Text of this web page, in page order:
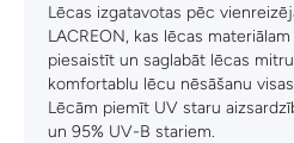
Lēcas izgatavotas pēc
LACREON, kas lēcas
piesaistīt un saglabāt lēcas
komfortablu lēcu nēsāšanu
Lēcām piemīt UV staru
un 95% UV-B stariem.